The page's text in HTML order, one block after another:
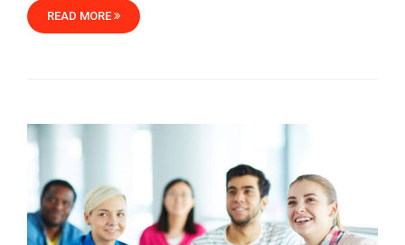
READ MORE